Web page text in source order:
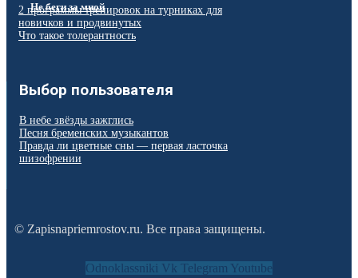
Не беги за мной
2 программы тренировок на турниках для
новичков и продвинутых
Что такое толерантность
Выбор пользователя
В небе звёзды зажглись
Песня бременских музыкантов
Правда ли цветные сны — первая ласточка
шизофрении
© Zapisnapriemrostov.ru. Все права защищены.
Odnoklassniki Vk Telegram Youtube